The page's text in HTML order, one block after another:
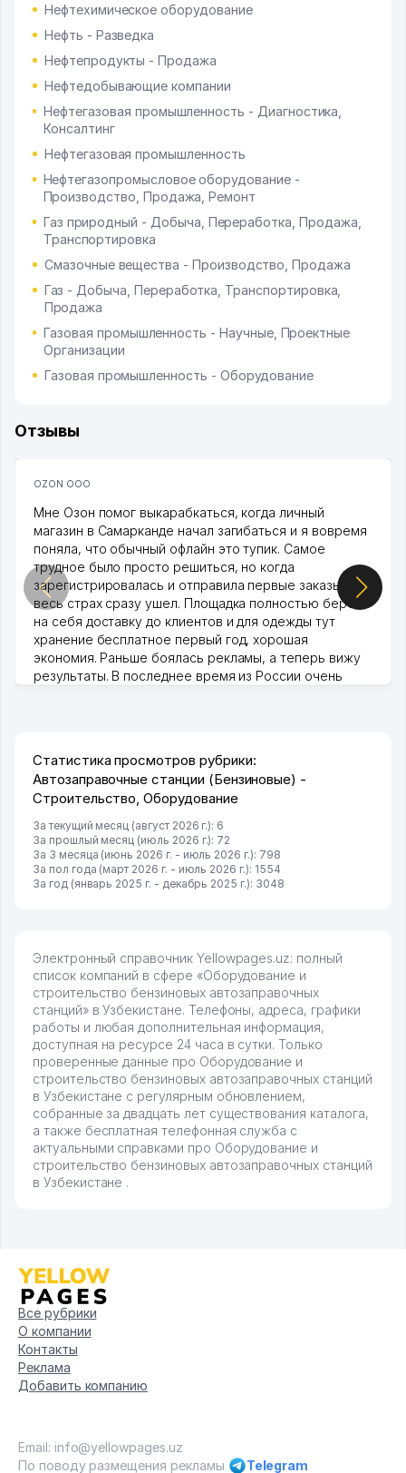
Нефтехимическое оборудование
Нефть - Разведка
Нефтепродукты - Продажа
Нефтедобывающие компании
Нефтегазовая промышленность - Диагностика,
Консалтинг
Нефтегазовая промышленность
Нефтегазопромысловое оборудование -
Производство, Продажа, Ремонт
Газ природный - Добыча, Переработка, Продажа,
Транспортировка
Смазочные вещества - Производство, Продажа
Газ - Добыча, Переработка, Транспортировка,
Продажа
Газовая промышленность - Научные, Проектные
Организации
Газовая промышленность - Оборудование
Отзывы
OZON ООО
Мне Озон помог выкарабкаться, когда личный
магазин в Самарканде начал загибаться и я вовремя
поняла, что обычный офлайн это тупик. Самое
трудное было просто решиться, но когда
зарегистрировалась и отправила первые заказы,
весь страх сразу ушел. Площадка полностью берет
на себя доставку до клиентов и для одежды тут
хранение бесплатное первый год, хорошая
экономия. Раньше боялась рекламы, а теперь вижу
результаты. В последнее время из России очень
Статистика просмотров рубрики:
Автозаправочные станции (Бензиновые) -
Строительство, Оборудование
За текущий месяц (август 2026 г.): 6
За прошлый месяц (июль 2026 г.): 72
За 3 месяца (июнь 2026 г. - июль 2026 г.): 798
За пол года (март 2026 г. - июль 2026 г.): 1554
За год (январь 2025 г. - декабрь 2025 г.): 3048
Электронный справочник Yellowpages.uz: полный
список компаний в сфере «Оборудование и
строительство бензиновых автозаправочных
станций» в Узбекистане. Телефоны, адреса, графики
работы и любая дополнительная информация,
доступная на ресурсе 24 часа в сутки. Только
проверенные данные про Оборудование и
строительство бензиновых автозаправочных станций
в Узбекистане с регулярным обновлением,
собранные за двадцать лет существования каталога,
а также бесплатная телефонная служба с
актуальными справками про Оборудование и
строительство бензиновых автозаправочных станций
в Узбекистане .
Все рубрики
О компании
Контакты
Реклама
Добавить компанию
Email: info@yellowpages.uz
По поводу размещения рекламы
Telegram